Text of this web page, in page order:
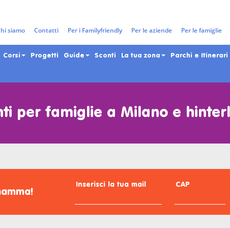
siamo Contatti Per i Familyfriendly Per le aziende Per le famiglie
Corsi Progetti Guide Sconti La tua zona Parchi e Itinerari
per famiglie a Milano e
Inserisci la tua mail
CAP